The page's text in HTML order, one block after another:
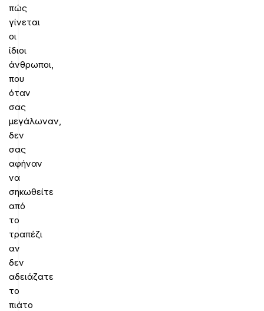
πώς
γίνεται
οι
ίδιοι
άνθρωποι,
που
όταν
σας
μεγάλωναν,
δεν
σας
αφήναν
να
σηκωθείτε
από
το
τραπέζι
αν
δεν
αδειάζατε
το
πιάτο